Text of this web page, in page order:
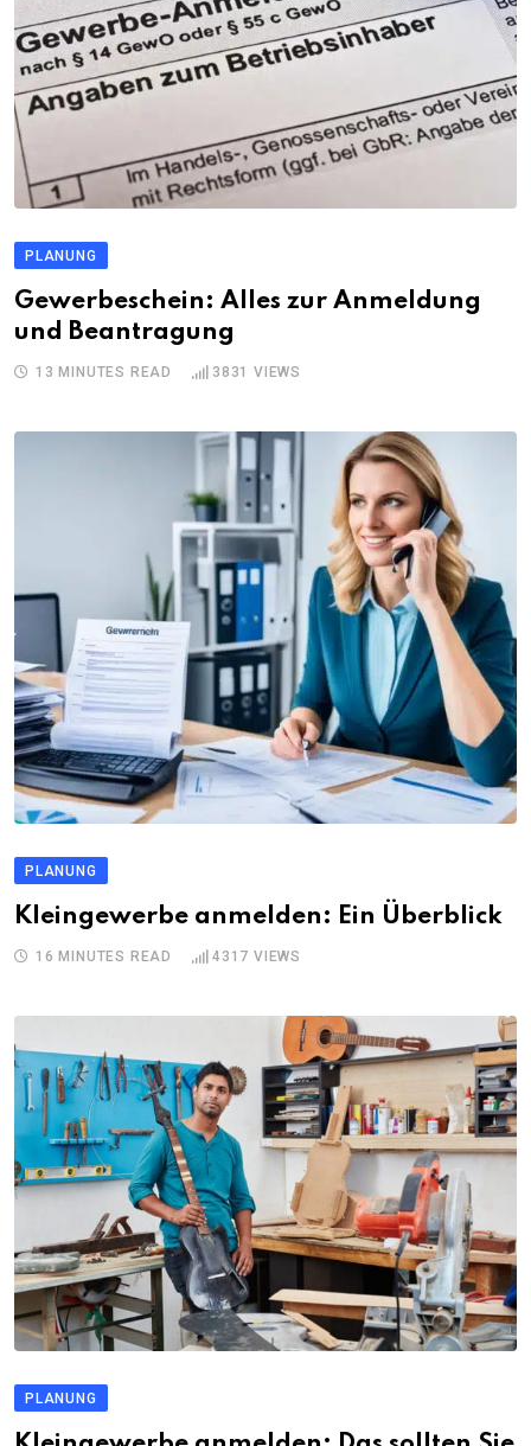
PLANUNG
Gewerbeschein: Alles zur Anmeldung
und Beantragung
13 MINUTES READ 3831 VIEWS
PLANUNG
Kleingewerbe anmelden: Ein Überblick
16 MINUTES READ 4317 VIEWS
PLANUNG